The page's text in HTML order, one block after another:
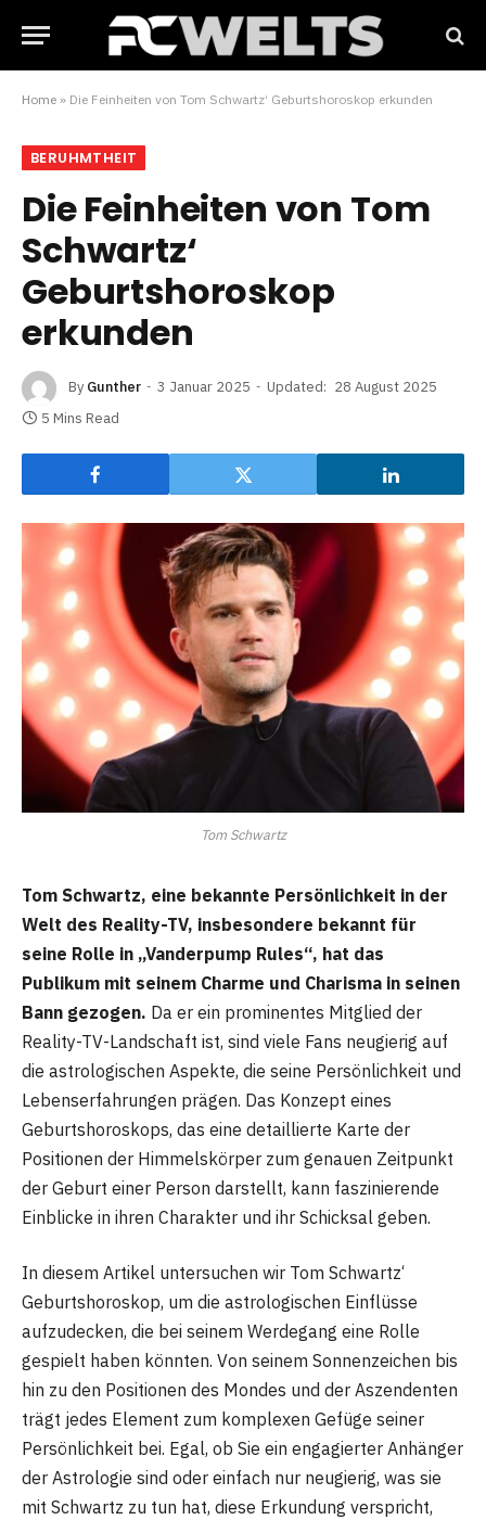
Home » Die Feinheiten von Tom Schwartz‘ Geburtshoroskop erkunden
BERUHMTHEIT
Die Feinheiten von Tom
Schwartz‘
Geburtshoroskop
erkunden
By Gunther 3 Januar 2025 Updated: 28 August 2025
5 Mins Read
Tom Schwartz
Tom Schwartz, eine bekannte Persönlichkeit in der
Welt des Reality-TV, insbesondere bekannt für
seine Rolle in „Vanderpump Rules“, hat das
Publikum mit seinem Charme und Charisma in seinen
Bann gezogen. Da er ein prominentes Mitglied der
Reality-TV-Landschaft ist, sind viele Fans neugierig auf
die astrologischen Aspekte, die seine Persönlichkeit und
Lebenserfahrungen prägen. Das Konzept eines
Geburtshoroskops, das eine detaillierte Karte der
Positionen der Himmelskörper zum genauen Zeitpunkt
der Geburt einer Person darstellt, kann faszinierende
Einblicke in ihren Charakter und ihr Schicksal geben.
In diesem Artikel untersuchen wir Tom Schwartz‘
Geburtshoroskop, um die astrologischen Einflüsse
aufzudecken, die bei seinem Werdegang eine Rolle
gespielt haben könnten. Von seinem Sonnenzeichen bis
hin zu den Positionen des Mondes und der Aszendenten
trägt jedes Element zum komplexen Gefüge seiner
Persönlichkeit bei. Egal, ob Sie ein engagierter Anhänger
der Astrologie sind oder einfach nur neugierig, was sie
mit Schwartz zu tun hat, diese Erkundung verspricht,